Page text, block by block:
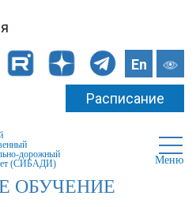
En
Расписание
дорожный
(СИБАДИ)
Меню
ОБУЧЕНИЕ